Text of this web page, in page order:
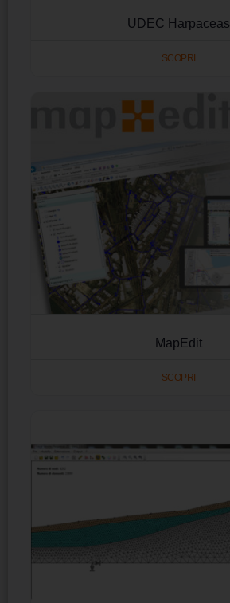
UDEC Harpaceas
SCOPRI
MapEdit
SCOPRI